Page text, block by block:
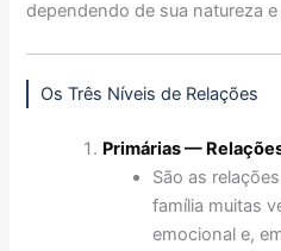
dependendo de sua natureza
Os Três Níveis de Relações
Primárias —
São as
família muitas
emocional e,